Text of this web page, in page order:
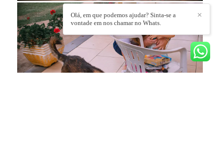
✕
Olá, em que podemos ajudar? Sinta-se a
vontade em nos chamar no Whats.